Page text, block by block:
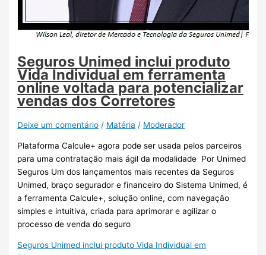
Seguros Unimed inclui produto
Vida Individual em ferramenta
online voltada para potencializar
vendas dos Corretores
Deixe um comentário / Matéria / Moderador
Plataforma Calcule+ agora pode ser usada pelos parceiros
para uma contratação mais ágil da modalidade Por Unimed
Seguros Um dos lançamentos mais recentes da Seguros
Unimed, braço segurador e financeiro do Sistema Unimed, é
a ferramenta Calcule+, solução online, com navegação
simples e intuitiva, criada para aprimorar e agilizar o
processo de venda do seguro
Seguros Unimed inclui produto Vida Individual em